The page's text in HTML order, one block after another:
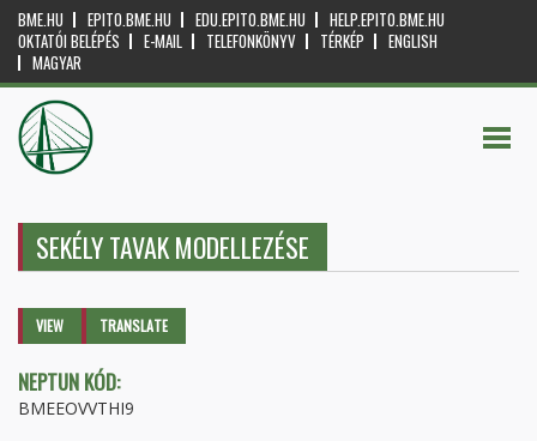
BME.HU EPITO.BME.HU EDU.EPITO.BME.HU
HELP.EPITO.BME.HU
OKTATÓI BELÉPÉS
E-MAIL TELEFONKÖNYV TÉRKÉP
ENGLISH
MAGYAR
SEKÉLY TAVAK MODELLEZÉSE
Primary tabs
VIEW (ACTIVETRANSLATE
NEPTUN KÓD:
BMEEOVVTHI9